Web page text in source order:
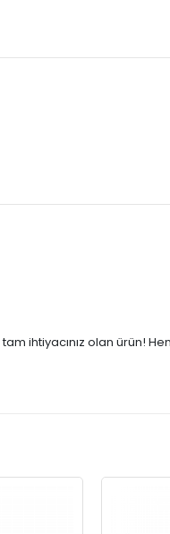
tam ihtiyacınız olan ürün!